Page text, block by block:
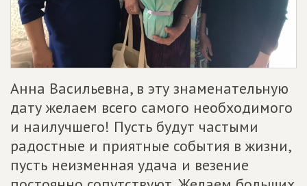
Анна Васильевна, в эту знаменательную
дату желаем всего самого необходимого
и наилучшего! Пусть будут частыми
радостные и приятные события в жизни,
пусть неизменная удача и везение